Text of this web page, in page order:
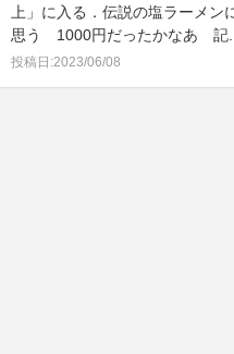
上」に入る．伝説の塩ラーメン
思う 1000円だったかなあ 記
投稿日:2023/06/08